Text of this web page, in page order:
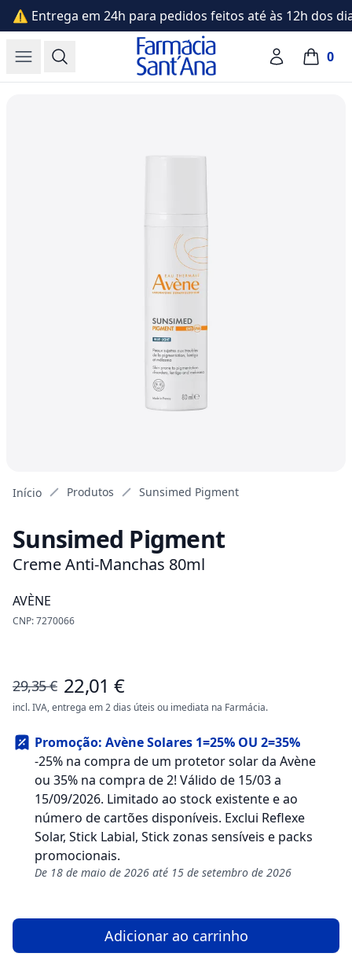
⚠️ Entrega em 24h para pedidos feitos até às 12h dos
Open menu
Search
Farmácia Sant'Ana
Account 0
items
Início Produtos Sunsimed Pigment
Sunsimed Pigment
Creme Anti-Manchas 80ml
AVÈNE
CNP: 7270066
29,35 € 22,01 €
incl. IVA, entrega em 2 dias úteis ou imediata na Farmácia.
Promoção: Avène Solares 1=25% OU 2=35%
-25% na compra de um protetor solar da Avène
ou 35% na compra de 2! Válido de 15/03 a
15/09/2026. Limitado ao stock existente e ao
número de cartões disponíveis. Exclui Reflexe
Solar, Stick Labial, Stick zonas sensíveis e packs
promocionais.
De 18 de maio de 2026 até 15 de setembro de 2026
Adicionar ao carrinho